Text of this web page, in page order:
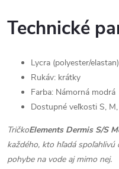
Technické
Lycra (polyester/elastan)
Rukáv: krátky
Farba: Námorná modrá
Dostupné veľkosti S,
TričkoElements Dermis S/S
každého, kto hľadá
pohybe na vode aj mimo nej.